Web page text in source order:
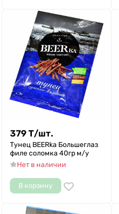
379Т/шт.
Тунец BEERka Большеглаз
филе соломка 40гр м/у
Нет в наличии
В корзину